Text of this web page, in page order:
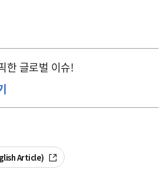
한 글로벌 이슈!
Article)